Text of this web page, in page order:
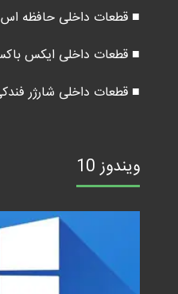
■ قطعات داخلی حافظه
■ قطعات داخلی ایکس باکس
■ قطعات داخلی شارژر
ویندوز 10